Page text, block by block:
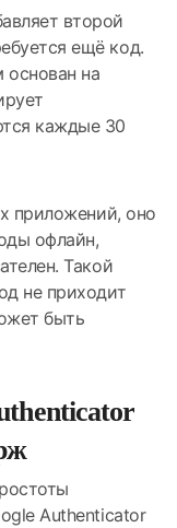
второй
ещё код.
на
каждые 30
приложений, оно
офлайн,
Такой
не приходит
быть
Authenticator